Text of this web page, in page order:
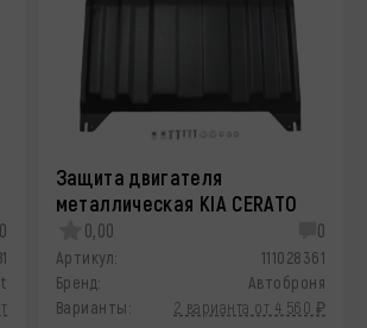
0
Защита двигателя
металлическая KIA CERATO
0,00 0
Артикул:
111028361
Бренд:
Автоброня
Варианты:
2 варианта от 4 560 ₽